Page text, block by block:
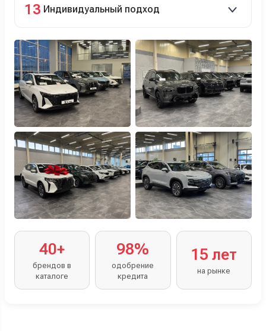
бонусами для клиентов.
13 Индивидуальный подход
оформлением.
40+
брендов в
каталоге
98%
одобрение
кредита
15 лет
на рынке